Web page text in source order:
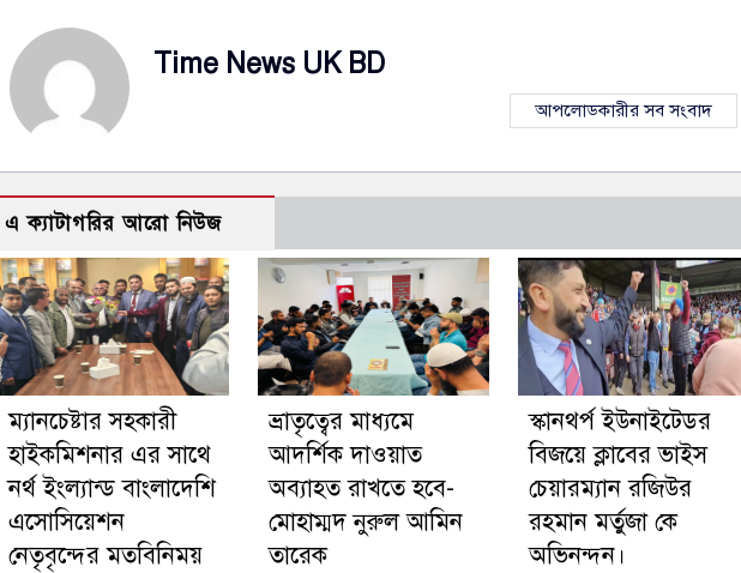
Time News UK BD
আপলোডকারীর সব সংবাদ
এ ক্যাটাগরির আরো নিউজ
ম্যানচেষ্টার সহকারী
হাইকমিশনার এর সাথে
নর্থ ইংল্যান্ড বাংলাদেশি
এসোসিয়েশন
নেতৃবৃন্দের মতবিনিময়
ভ্রাতৃত্বের মাধ্যমে
আদর্শিক দাওয়াত
অব্যাহত রাখতে হবে-
মোহাম্মদ নুরুল আমিন
তারেক
স্কানথর্প ইউনাইটেডর
বিজয়ে ক্লাবের ভাইস
চেয়ারম্যান রজিউর
রহমান মর্তুজা কে
অভিনন্দন।